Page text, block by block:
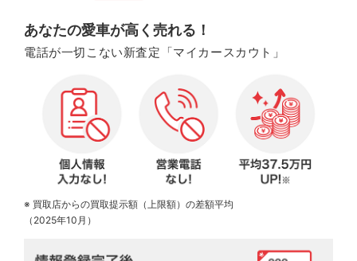
あなたの愛車が高く売れる！
電話が一切こない新査定「マイカースカウト」
※ 買取店からの買取提示額（上限額）の差額平均
（2025年10月）